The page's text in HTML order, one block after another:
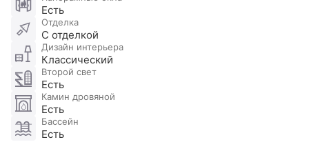
Есть
Отделка
С отделкой
Дизайн интерьера
Классический
Второй свет
Есть
Камин дровяной
Есть
Бассейн
Есть